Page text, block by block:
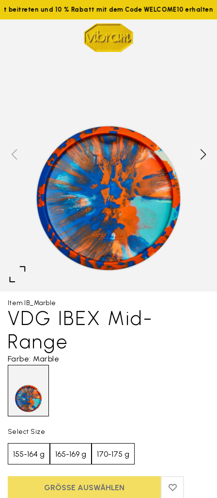
beitreten und 10 % Rabatt mit dem Code WELCOME10 erhalten
Item IB_Marble
VDG IBEX Mid-
Range
Farbe: Marble
Select Size
155-164 g 165-169 g 170-175 g
GRÖSSE AUSWÄHLEN ADD TO
ADD TO